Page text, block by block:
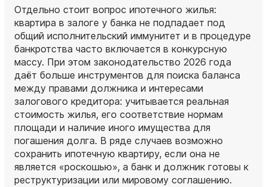
Отдельно стоит вопрос ипотечного жилья:
квартира в залоге у банка не подпадает под
общий исполнительский иммунитет и в процедуре
банкротства часто включается в конкурсную
массу. При этом законодательство 2026 года
даёт больше инструментов для поиска баланса
между правами должника и интересами
залогового кредитора: учитывается реальная
стоимость жилья, его соответствие нормам
площади и наличие иного имущества для
погашения долга. В ряде случаев возможно
сохранить ипотечную квартиру, если она не
является «роскошью», а банк и должник готовы к
реструктуризации или мировому соглашению.